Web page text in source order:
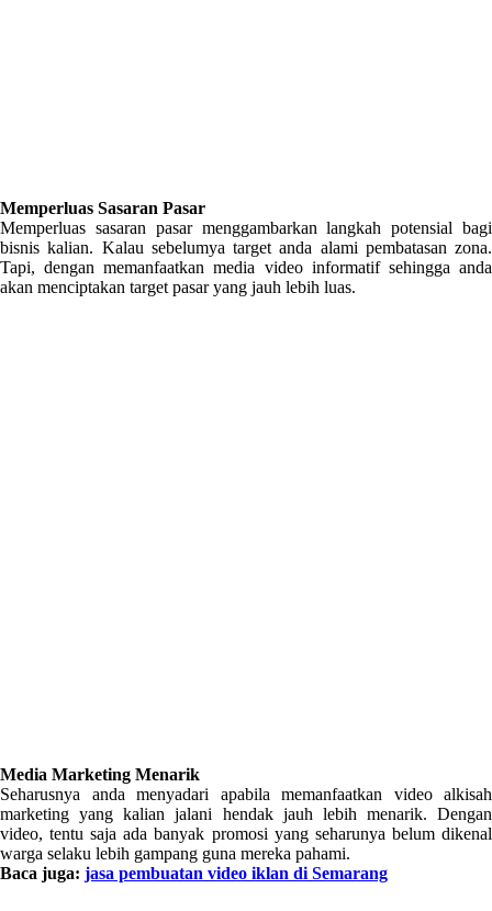
Memperluas Sasaran Pasar
Memperluas sasaran pasar menggambarkan langkah potensial bagi
bisnis kalian. Kalau sebelumya target anda alami pembatasan zona.
Tapi, dengan memanfaatkan media video informatif sehingga anda
akan menciptakan target pasar yang jauh lebih luas.
Media Marketing Menarik
Seharusnya anda menyadari apabila memanfaatkan video alkisah
marketing yang kalian jalani hendak jauh lebih menarik. Dengan
video, tentu saja ada banyak promosi yang seharunya belum dikenal
warga selaku lebih gampang guna mereka pahami.
Baca juga: jasa pembuatan video iklan di Semarang